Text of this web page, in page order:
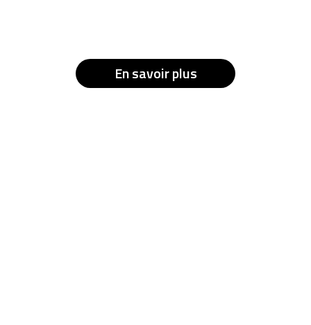
En savoir plus